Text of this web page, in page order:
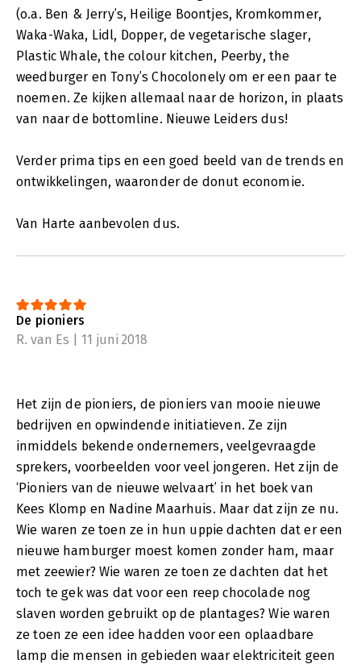
(o.a. Ben & Jerry’s, Heilige Boontjes, Kromkommer,
Waka-Waka, Lidl, Dopper, de vegetarische slager,
Plastic Whale, the colour kitchen, Peerby, the
weedburger en Tony’s Chocolonely om er een paar te
noemen. Ze kijken allemaal naar de horizon, in plaats
van naar de bottomline. Nieuwe Leiders dus!
Verder prima tips en een goed beeld van de trends en
ontwikkelingen, waaronder de donut economie.
Van Harte aanbevolen dus.
De pioniers
R. van Es | 11 juni 2018
Het zijn de pioniers, de pioniers van mooie nieuwe
bedrijven en opwindende initiatieven. Ze zijn
inmiddels bekende ondernemers, veelgevraagde
sprekers, voorbeelden voor veel jongeren. Het zijn de
‘Pioniers van de nieuwe welvaart’ in het boek van
Kees Klomp en Nadine Maarhuis. Maar dat zijn ze nu.
Wie waren ze toen ze in hun uppie dachten dat er een
nieuwe hamburger moest komen zonder ham, maar
met zeewier? Wie waren ze toen ze dachten dat het
toch te gek was dat voor een reep chocolade nog
slaven worden gebruikt op de plantages? Wie waren
ze toen ze een idee hadden voor een oplaadbare
lamp die mensen in gebieden waar elektriciteit geen